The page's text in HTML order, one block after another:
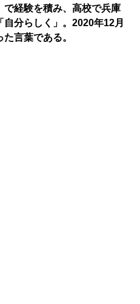
で経験を積み、高校で兵庫
分らしく」。2020年12月
言葉である。